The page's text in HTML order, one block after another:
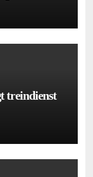
treindienst